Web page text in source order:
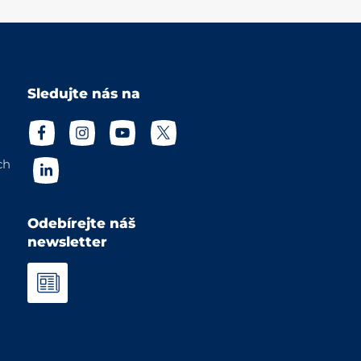
Sledujte nás na
Odebírejte náš
newsletter